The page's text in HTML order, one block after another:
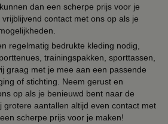
dan een scherpe prijs voor je
contact met ons op als je
regelmatig bedrukte kleding nodig,
trainingspakken, sporttassen,
graag met je mee aan een passende
of stichting. Neem gerust en
op als je benieuwd bent naar de
grotere aantallen altijd even contact met
scherpe prijs voor je maken!